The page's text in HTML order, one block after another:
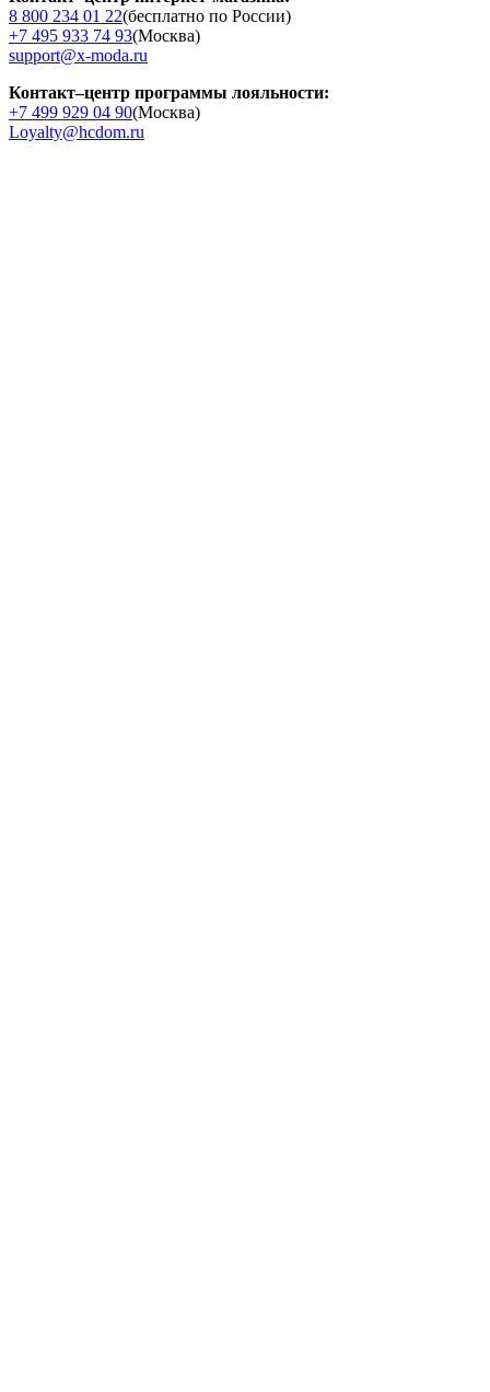
8 800 234 01 22(бесплатно по России)
+7 495 933 74 93(Москва)
support@x-moda.ru
Контакт–центр программы лояльности:
+7 499 929 04 90(Москва)
Loyalty@hcdom.ru